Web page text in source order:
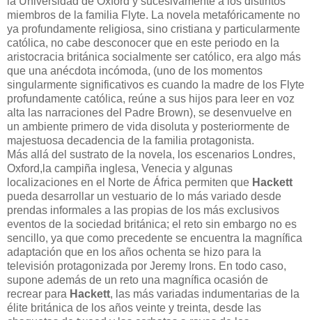
miembros de la familia Flyte. La novela metafóricamente no
ya profundamente religiosa, sino cristiana y particularmente
católica, no cabe desconocer que en este periodo en la
aristocracia británica socialmente ser católico, era algo más
que una anécdota incómoda, (uno de los momentos
singularmente significativos es cuando la madre de los Flyte
profundamente católica, reúne a sus hijos para leer en voz
alta las narraciones del Padre Brown), se desenvuelve en
un ambiente primero de vida disoluta y posteriormente de
majestuosa decadencia de la familia protagonista.
Más allá del sustrato de la novela, los escenarios Londres,
Oxford,la campiña inglesa, Venecia y algunas
localizaciones en el Norte de África permiten que Hackett
pueda desarrollar un vestuario de lo más variado desde
prendas informales a las propias de los más exclusivos
eventos de la sociedad británica; el reto sin embargo no es
sencillo, ya que como precedente se encuentra la magnífica
adaptación que en los años ochenta se hizo para la
televisión protagonizada por Jeremy Irons. En todo caso,
supone además de un reto una magnífica ocasión de
recrear para Hackett, las más variadas indumentarias de la
élite británica de los años veinte y treinta, desde las